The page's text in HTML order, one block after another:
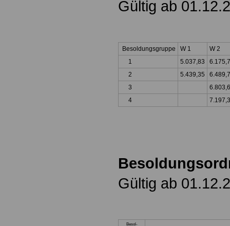
Gültig ab
Besoldungsgruppe W 1
W 2
1
5.037,83
2
5.439,35
3
4
Gültig ab
Besol-